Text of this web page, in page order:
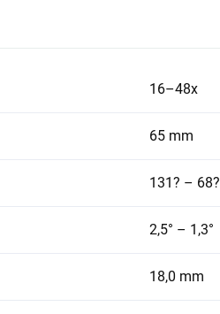
16–48x
65 mm
131? – 68?
2,5° – 1,3°
18,0 mm